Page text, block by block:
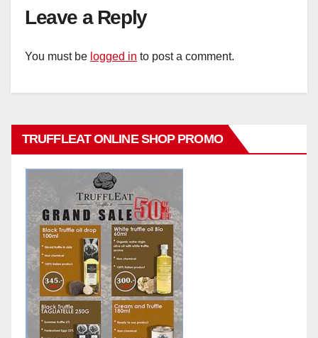
Leave a Reply
You must be logged in to post a comment.
TRUFFLEAT ONLINE SHOP PROMO